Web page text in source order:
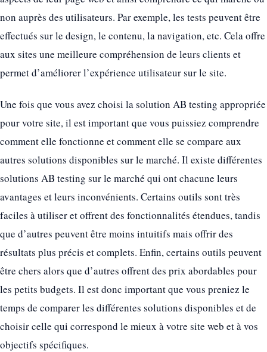
non auprès des utilisateurs. Par exemple, les tests peuvent être
effectués sur le design, le contenu, la navigation, etc. Cela offre
aux sites une meilleure compréhension de leurs clients et
permet d’améliorer l’expérience utilisateur sur le site.
Une fois que vous avez choisi la solution AB testing appropriée
pour votre site, il est important que vous puissiez comprendre
comment elle fonctionne et comment elle se compare aux
autres solutions disponibles sur le marché. Il existe différentes
solutions AB testing sur le marché qui ont chacune leurs
avantages et leurs inconvénients. Certains outils sont très
faciles à utiliser et offrent des fonctionnalités étendues, tandis
que d’autres peuvent être moins intuitifs mais offrir des
résultats plus précis et complets. Enfin, certains outils peuvent
être chers alors que d’autres offrent des prix abordables pour
les petits budgets. Il est donc important que vous preniez le
temps de comparer les différentes solutions disponibles et de
choisir celle qui correspond le mieux à votre site web et à vos
objectifs spécifiques.